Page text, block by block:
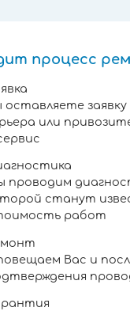
процесс
оставляете заявку
или
проводим
станут
работ
Вас и